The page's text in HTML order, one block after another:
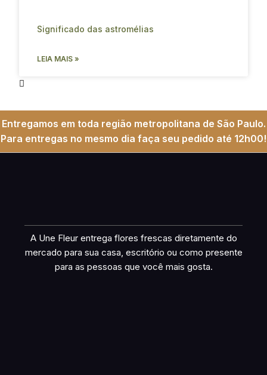
Significado das astromélias
LEIA MAIS »
Entregamos em toda região metropolitana de São Paulo.
Para entregas no mesmo dia faça seu pedido até 12h00!
A Une Fleur entrega flores frescas diretamente do
mercado para sua casa, escritório ou como presente
para as pessoas que você mais gosta.